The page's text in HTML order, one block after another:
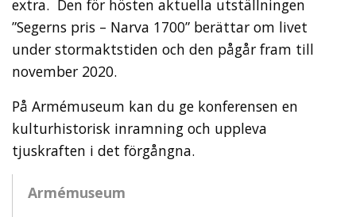
extra. Den för hösten aktuella utställningen
”Segerns pris – Narva 1700” berättar om livet
under stormaktstiden och den pågår fram till
november 2020.
På Armémuseum kan du ge konferensen en
kulturhistorisk inramning och uppleva
tjuskraften i det förgångna.
Armémuseum